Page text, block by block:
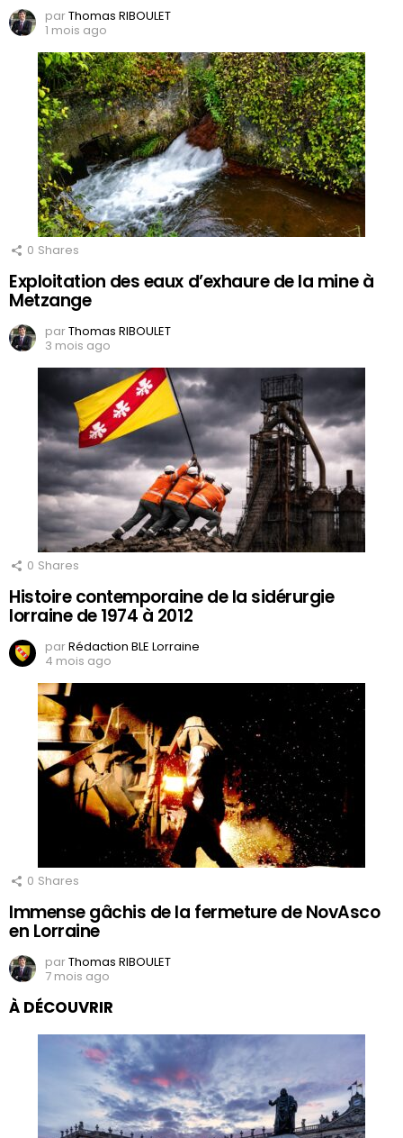
parThomas RIBOULET
1 mois ago
0 Shares
Exploitation des eaux d’exhaure de la mine à
Metzange
parThomas RIBOULET
3 mois ago
0 Shares
Histoire contemporaine de la sidérurgie
lorraine de 1974 à 2012
parRédaction BLE Lorraine
4 mois ago
0 Shares
Immense gâchis de la fermeture de NovAsco
en Lorraine
parThomas RIBOULET
7 mois ago
À DÉCOUVRIR